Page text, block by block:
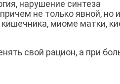
нарушение синтеза
не только явной, но и
миоме матки,
свой рацион, а при